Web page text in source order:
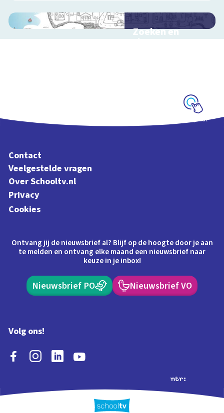
Zoeken en
zingen met
Schoolplaat
Contact
Veelgestelde vragen
Over Schooltv.nl
Privacy
Cookies
Ontvang jij de nieuwsbrief al? Blijf op de hoogte door je aan
te melden en ontvang elke maand een nieuwsbrief naar
keuze in je inbox!
Nieuwsbrief PO Nieuwsbrief VO
Volg ons!